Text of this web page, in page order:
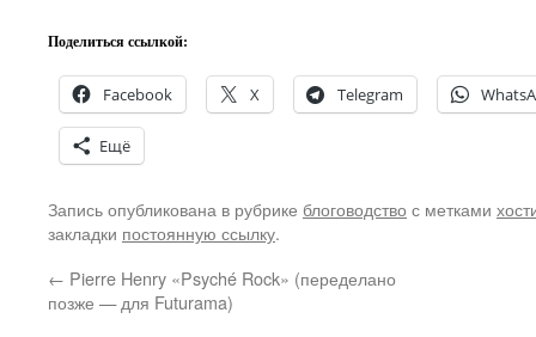
Поделиться ссылкой:
Facebook X Telegram
Ещё
Запись опубликована в рубрике блоговодство с метками
закладки постоянную ссылку.
← Pierre Henry «Psyché Rock» (переделано
позже — для Futurama)